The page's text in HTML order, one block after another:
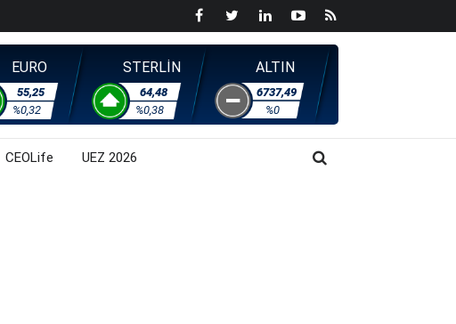
EURO
55,25
%0,32
STERLİN
64,48
%0,38
ALTIN
6737,49
%0
CEOLife UEZ 2026